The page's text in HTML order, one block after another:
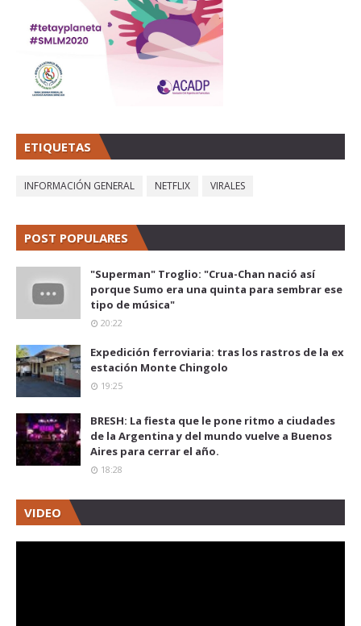
ETIQUETAS
INFORMACIÓN GENERAL NETFLIX VIRALES
POST POPULARES
"Superman" Troglio: "Crua-Chan nació así
porque Sumo era una quinta para sembrar ese
tipo de música"
20:22
Expedición ferroviaria: tras los rastros de la ex
estación Monte Chingolo
19:25
BRESH: La fiesta que le pone ritmo a ciudades
de la Argentina y del mundo vuelve a Buenos
Aires para cerrar el año.
18:28
VIDEO